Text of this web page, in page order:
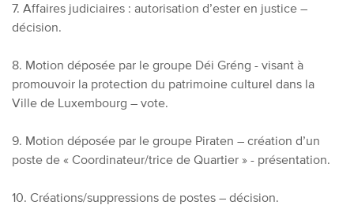
7. Affaires judiciaires : autorisation d’ester en justice –
décision.
8. Motion déposée par le groupe Déi Gréng - visant à
promouvoir la protection du patrimoine culturel dans la
Ville de Luxembourg – vote.
9. Motion déposée par le groupe Piraten – création d’un
poste de « Coordinateur/trice de Quartier » - présentation.
10. Créations/suppressions de postes – décision.